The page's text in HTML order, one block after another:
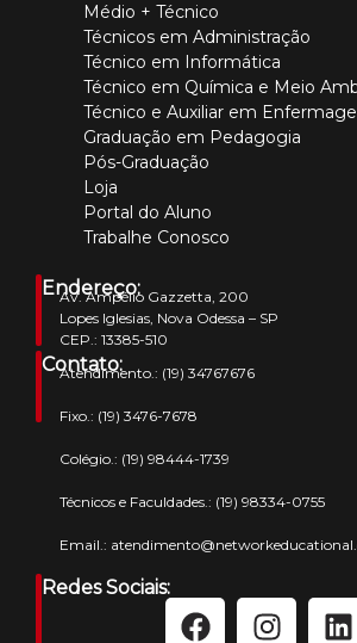
Médio + Técnico
Técnicos em Administração
Técnico em Informática
Técnico em Química e Meio
Técnico e Auxiliar em
Graduação em Pedagogia
Pós-Graduação
Loja
Portal do Aluno
Trabalhe Conosco
Endereço:
Av. Ampélio Gazzetta, 200
Lopes Iglesias, Nova Odessa – SP
CEP.: 13385-510
Contato:
Atendimento.: (19) 34767676
Fixo.: (19) 3476-7678
Colégio.: (19) 98444-1739
Técnicos e Faculdades.: (19) 98334-0755
Email.:
Redes Sociais: